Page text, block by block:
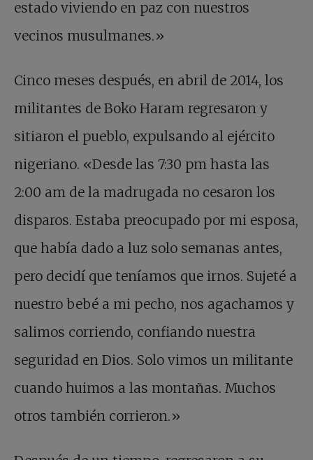
estado viviendo en paz con nuestros
vecinos musulmanes.»
Cinco meses después, en abril de 2014, los
militantes de Boko Haram regresaron y
sitiaron el pueblo, expulsando al ejército
nigeriano. «Desde las 7:30 pm hasta las
2:00 am de la madrugada no cesaron los
disparos. Estaba preocupado por mi esposa,
que había dado a luz solo semanas antes,
pero decidí que teníamos que irnos. Sujeté a
nuestro bebé a mi pecho, nos agachamos y
salimos corriendo, confiando nuestra
seguridad en Dios. Solo vimos un militante
cuando huimos a las montañas. Muchos
otros también corrieron.»